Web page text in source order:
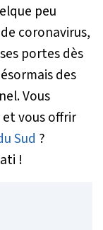
peu
coronavirus,
portes dès
des
Vous
vous offrir
Sud ?
!